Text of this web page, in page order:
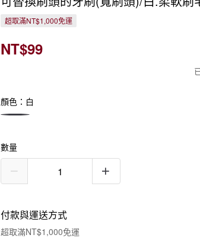
超取滿NT$1,000免運
NT$99
顏色：白
數量
付款與運送方式
超取滿NT$1,000免運